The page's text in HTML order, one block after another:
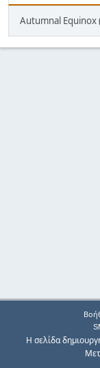
Autumnal Equinox
Η σελίδα